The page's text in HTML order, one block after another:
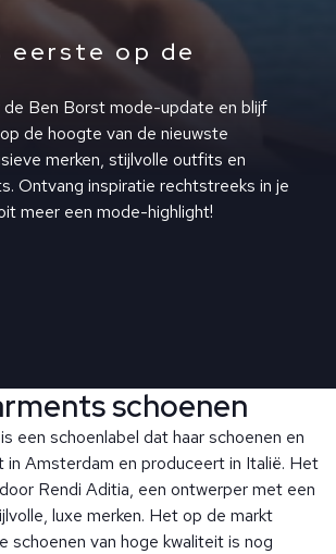
eerste op de
de Ben Borst mode-update en blijf
de hoogte van de nieuwste
merken, stijlvolle outfits en
Ontvang inspiratie rechtstreeks in je
meer een mode-highlight!
schoenen
een schoenlabel dat haar schoenen en
in Amsterdam en produceert in Italië. Het
Rendi Aditia, een ontwerper met een
luxe merken. Het op de markt
schoenen van hoge kwaliteit is nog